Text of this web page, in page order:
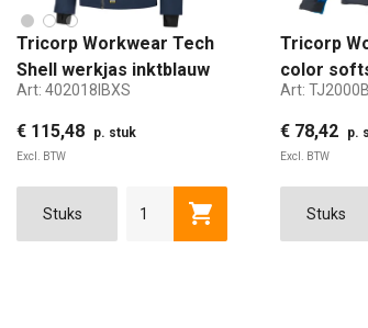
aan winkelwagen
Tricorp Workwear Tech
Shell werkjas inktblauw
maat XS
Art: 402018IBXS
€ 115,48 p. stuk
Excl. BTW
Toevoegen aan
Tricorp
color
marine
XS
Art:
€ 78,42 p.
Excl. BTW